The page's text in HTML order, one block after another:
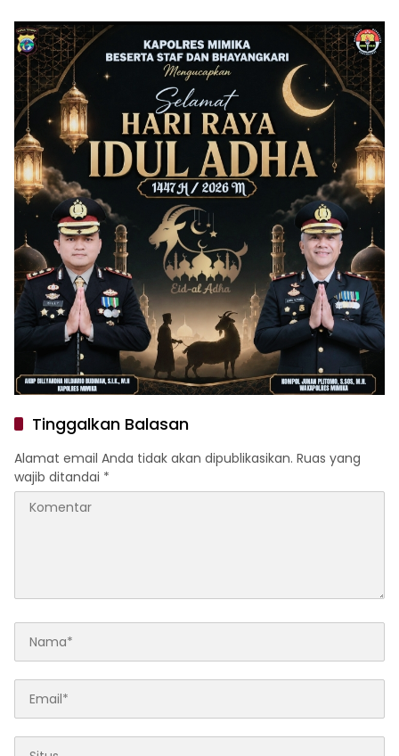
Dengan Bappenas
Tinggalkan Balasan
Alamat email Anda tidak akan dipublikasikan. Ruas yang
wajib ditandai *